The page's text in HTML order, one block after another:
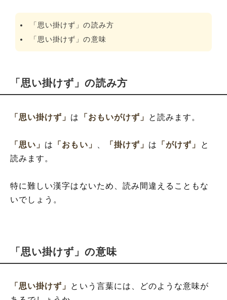
「思い掛けず」の読み方
「思い掛けず」の意味
「思い掛けず」の読み方
「思い掛けず」 は 「おもいがけず」 と読みます。
「思い」 は 「おもい」 「掛けず」 は 「がけず」
と
読みます。
特に難しい漢字はないため、読み間違えることもな
いでしょう。
「思い掛けず」の意味
「思い掛けず」 という言葉には、どのような意味が